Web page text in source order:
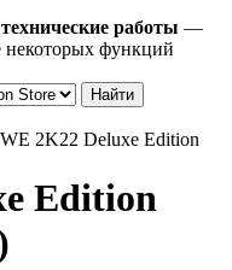
работы —
некоторых функций
2K22 Deluxe Edition
Edition